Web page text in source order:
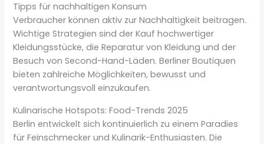
Tipps für nachhaltigen Konsum
Verbraucher können aktiv zur Nachhaltigkeit beitragen.
Wichtige Strategien sind der Kauf hochwertiger
Kleidungsstücke, die Reparatur von Kleidung und der
Besuch von Second-Hand-Läden. Berliner Boutiquen
bieten zahlreiche Möglichkeiten, bewusst und
verantwortungsvoll einzukaufen.
Kulinarische Hotspots: Food-Trends 2025
Berlin entwickelt sich kontinuierlich zu einem Paradies
für Feinschmecker und Kulinarik-Enthusiasten. Die